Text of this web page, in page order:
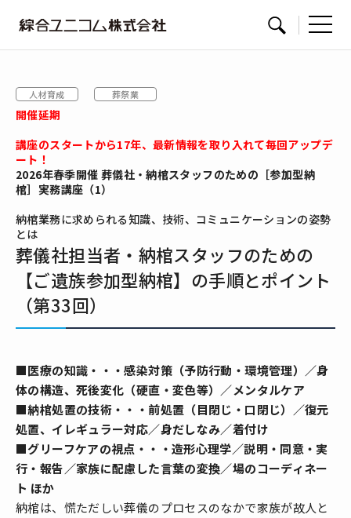
ニ
コ
ム
葬儀社担当者・納棺スタッフのための
【ご遺族参加型納棺】の手順とポイント
（第33回）
開催延期
講座のスタートから17年、最新情報を取り入れて毎回アップデ
ート！
2026年春季開催 葬儀社・納棺スタッフのための［参加型納
棺］実務講座（1）
納棺業務に求められる知識、技術、コミュニケーションの姿勢
とは
人材育成 葬祭業
■医療の知識・・・感染対策（予防行動・環境管理）／身
体の構造、死後変化（硬直・変色等）／メンタルケア
■納棺処置の技術・・・前処置（目閉じ・口閉じ）／復元
処置、イレギュラー対応／身だしなみ／着付け
■グリーフケアの視点・・・造形心理学／説明・同意・実
行・報告／家族に配慮した言葉の変換／場のコーディネー
ト ほか
納棺は、慌ただしい葬儀のプロセスのなかで家族が故人と